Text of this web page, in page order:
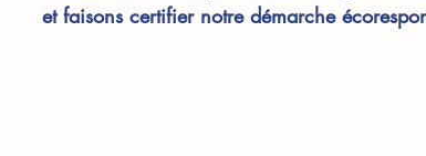
et faisons certifier notre démarche